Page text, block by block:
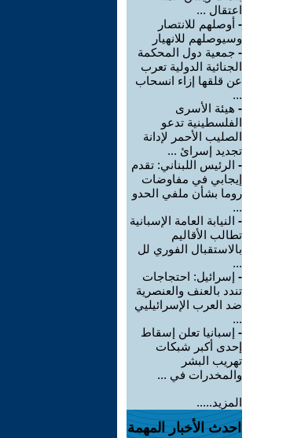
اعتقال ...
- أوصلهم للانتصار
وسيوصلهم للانهيار
- جمعية دول المحكمة
الجنائية الدولية تعرب
عن قلقها إزاء انسحاب
...
- هيئة الأسرى
الفلسطينية تدعو
الصليب الأحمر لإدانة
تجديد إسرائ ...
- الرئيس اللبناني: تقدم
إيجابي في مفاوضات
روما بشأن ملفي الحدو
...
- النيابة العامة الإسبانية
تطالب الأقاليم
بالاستقبال الفوري لل
...
- إسرائيل: احتجاجات
تندد بالعنف والعنصرية
ضد العرب الإسرائيليي
...
- إسبانيا تعلن إسقاط
إحدى أكبر شبكات
تهريب البشر
والمخدرات في ...
المزيد.....
احدث الأخبار المهمة